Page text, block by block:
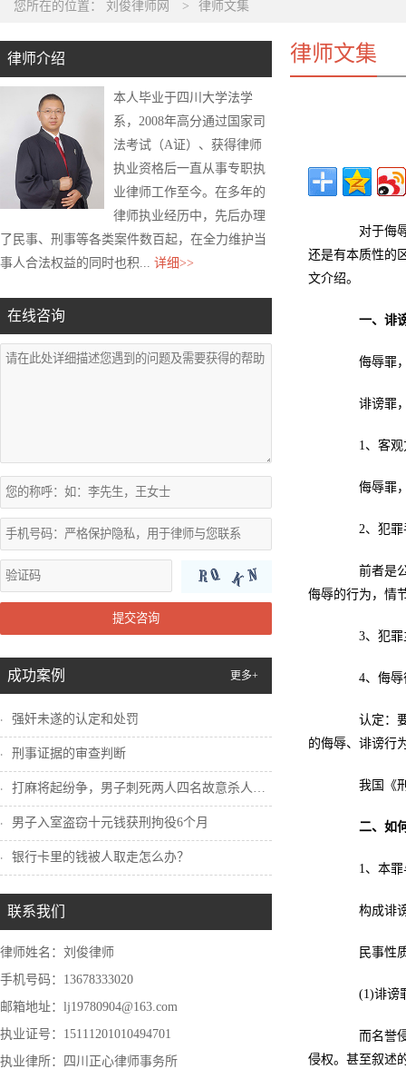
您所在的位置： 刘俊律师网 > 律师文集
律师介绍
本人毕业于四川大学法学
系，2008年高分通过国家司
法考试（A证）、获得律师
执业资格后一直从事专职执
业律师工作至今。在多年的
律师执业经历中，先后办理
了民事、刑事等各类案件数百起，在全力维护当
事人合法权益的同时也积... 详细>>
在线咨询
提交咨询
成功案例 更多+
强奸未遂的认定和处罚
刑事证据的审查判断
打麻将起纷争，男子刺死两人四名故意杀人犯...
男子入室盗窃十元钱获刑拘役6个月
银行卡里的钱被人取走怎么办？
联系我们
律师姓名：刘俊律师
手机号码：13678333020
邮箱地址：lj19780904@163.com
执业证号：15111201010494701
执业律所：四川正心律师事务所
律师文集
对于侮辱
还是有本质性的
文介绍。
一、诽
侮辱罪，
诽谤罪，
1、客观
侮辱罪，
2、犯罪
前者是公
侮辱的行为，情
3、犯罪
4、侮辱往
认定：要
的侮辱、诽谤行
我国《刑
二、如
1、本罪与
构成诽谤
民事性质
(1)诽谤罪
而名誉侵
侵权。甚至叙述